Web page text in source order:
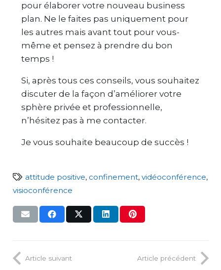
pour élaborer votre nouveau business
plan. Ne le faites pas uniquement pour
les autres mais avant tout pour vous-
même et pensez à prendre du bon
temps !
Si, après tous ces conseils, vous souhaitez
discuter de la façon d’améliorer votre
sphère privée et professionnelle,
n’hésitez pas à me contacter.
Je vous souhaite beaucoup de succès !
attitude positive, confinement, vidéoconférence,
visioconférence
Article suivant Article précédent